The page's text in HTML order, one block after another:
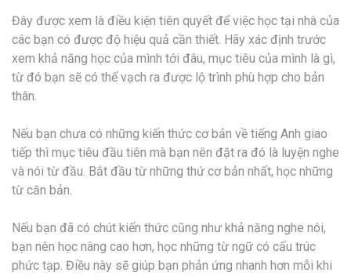
Đây được xem là điều kiện tiên quyết để việc học tại nhà của
các bạn có được độ hiệu quả cần thiết. Hãy xác định trước
xem khả năng học của mình tới đâu, mục tiêu của mình là gì,
từ đó bạn sẽ có thể vạch ra được lộ trình phù hợp cho bản
thân.
Nếu bạn chưa có những kiến thức cơ bản về tiếng Anh giao
tiếp thì mục tiêu đầu tiên mà bạn nên đặt ra đó là luyện nghe
và nói từ đầu. Bắt đầu từ những thứ cơ bản nhất, học những
từ căn bản.
Nếu bạn đã có chút kiến thức cũng như khả năng nghe nói,
bạn nên học nâng cao hơn, học những từ ngữ có cấu trúc
phức tạp. Điều này sẽ giúp bạn phản ứng nhanh hơn mỗi khi